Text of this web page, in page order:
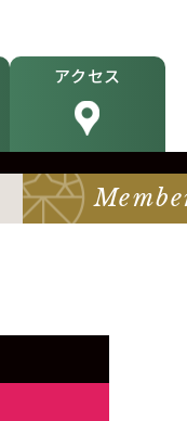
アクセス